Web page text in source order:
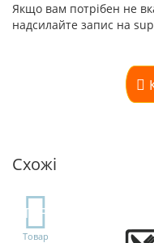
Якщо вам потрібен не
надсилайте запис на
Схожі
TOP
Товар